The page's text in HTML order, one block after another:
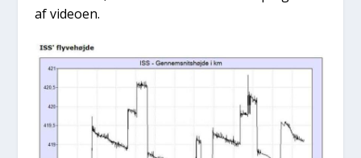
af video­en.